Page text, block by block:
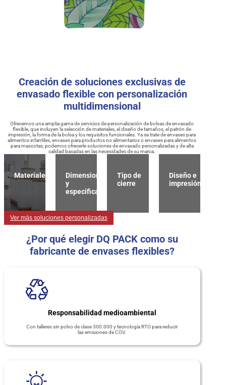
Creación de soluciones exclusivas de
envasado flexible con personalización
multidimensional
Ofrecemos una amplia gama de servicios de personalización de bolsas de envasado
flexible, que incluyen la selección de materiales, el diseño de tamaños, el patrón de
impresión, la forma de la bolsa y los requisitos funcionales. Ya se trate de envases para
alimentos infantiles, envases para productos no alimentarios o envases para alimentos
para mascotas, podemos ofrecerle soluciones de envasado personalizadas y de alta
calidad basadas en las necesidades de su marca.
Materiales
Dimensiones
y
especificaciones
Tipo de
cierre
Diseño e
impresión
Ver más soluciones personalizadas
¿Por qué elegir DQ PACK como su
fabricante de envases flexibles?
Responsabilidad medioambiental
Con talleres sin polvo de clase 300.000 y tecnología RTO para reducir
las emisiones de COV.